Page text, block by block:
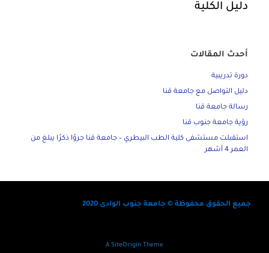
دليل الكلية
أحدث المقالات
دورة تدريبية
دليل التواصل مع جامعة قنا
رسالة جامعة قنا
رؤية جامعة جنوب قنا
استقبلت مستشفى كلية الطب البيطري – جامعة قنا جروًا ذكرًا يبلغ من
العمر 4 أشهر
جميع الحقوق محفوظة © جامعة جنوب الوادى 2020
A SiteOrigin Theme